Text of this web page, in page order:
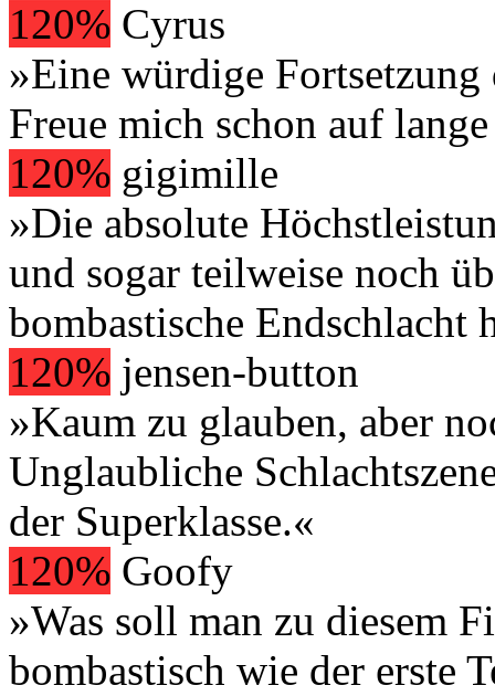
120% Cyrus
»Eine würdige Fortsetzung
Freue mich schon auf
120% gigimille
»Die absolute
und sogar teilweise noch
bombastische Endschlacht
120% jensen-button
»Kaum zu glauben, aber
Unglaubliche
der Superklasse.«
120% Goofy
»Was soll man zu diesem
bombastisch wie der erste